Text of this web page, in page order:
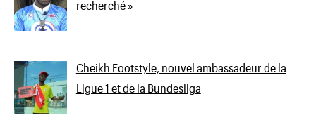
recherché »
Cheikh Footstyle, nouvel ambassadeur de la
Ligue 1 et de la Bundesliga